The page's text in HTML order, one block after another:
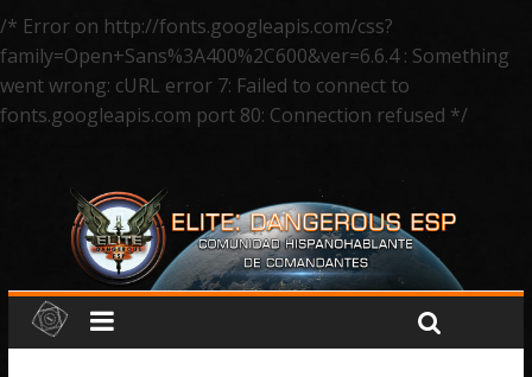
/* Error on http://fonts.googleapis.com/css?
family=Open+Sans%3A400%2C600&ver=6.6.4 : Something
went wrong: cURL error 7: Failed to connect to
fonts.googleapis.com port 80: Connection refused */